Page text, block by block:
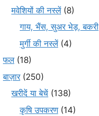
मवेशियों की नस्लें(8)
गाय, भैंस, सुअर भेड़, बकरी
मुर्गी की नस्लें(4)
फल(18)
बाज़ार(250)
खरीदें या बेचें (138)
कृषि उपकरण(14)